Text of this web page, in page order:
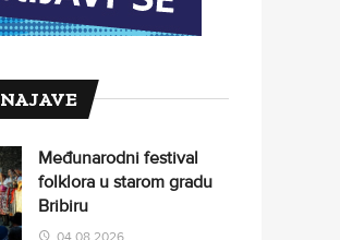
NAJAVE
Međunarodni festival
folklora u starom gradu
Bribiru